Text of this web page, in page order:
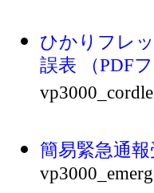
ひかりフレ
誤表 （PDF
簡易緊急通